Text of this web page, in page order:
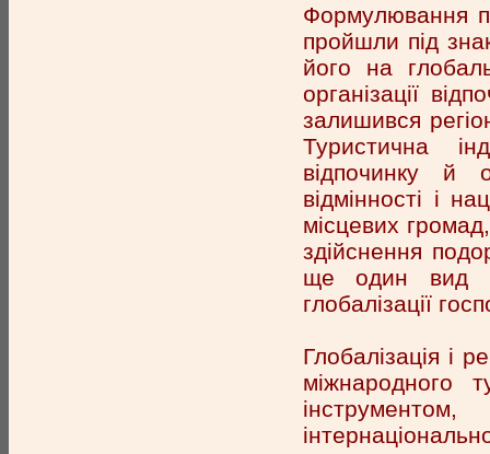
Формулювання
пройшли під
його на
організації
залишився
Туристична
відпочинку й
відмінності і
місцевих
здійснення
ще один вид
глобалізації
Глобалізація і
міжнародного